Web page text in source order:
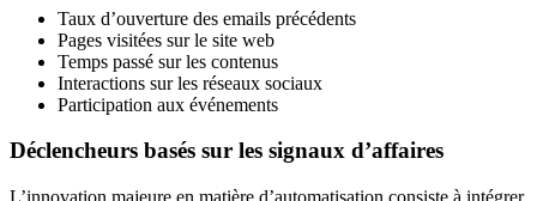
Taux d’ouverture des emails précédents
Pages visitées sur le site web
Temps passé sur les contenus
Interactions sur les réseaux sociaux
Participation aux événements
Déclencheurs basés sur les signaux d’affaires
L’innovation majeure en matière d’automatisation consiste à intégrer